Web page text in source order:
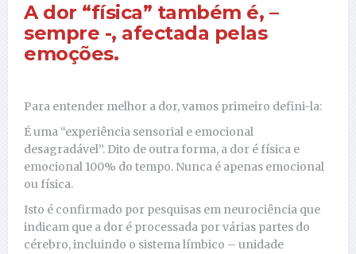
A dor “física” também é, –
sempre -, afectada pelas
emoções.
Para entender melhor a dor, vamos primeiro defini-la:
É uma “experiência sensorial e emocional
desagradável”. Dito de outra forma, a dor é física e
emocional 100% do tempo. Nunca é apenas emocional
ou física.
Isto é confirmado por pesquisas em neurociência que
indicam que a dor é processada por várias partes do
cérebro, incluindo o sistema límbico – unidade